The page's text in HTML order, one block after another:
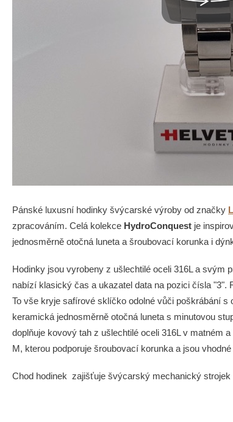
Pánské luxusní hodinky švýcarské výroby od značky
zpracováním. Celá kolekce HydroConquest je
jednosměrně otočná luneta a šroubovací korunka i
Hodinky jsou vyrobeny z ušlechtilé oceli 316L a svým
nabízí klasický čas a ukazatel data na pozici čísla
To vše kryje safírové sklíčko odolné vůči poškrábání
keramická jednosměrně otočná luneta s minutovou
doplňuje kovový tah z ušlechtilé oceli 316L v matném
M, kterou podporuje šroubovací korunka a jsou
Chod hodinek zajišťuje švýcarský mechanický strojek